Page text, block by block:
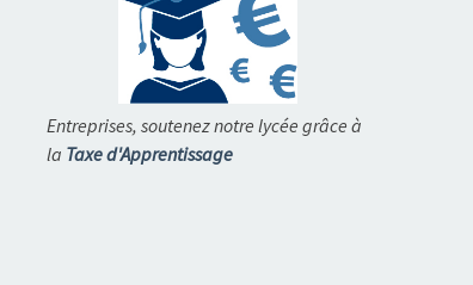
Entreprises, soutenez notre lycée grâce à
la Taxe d'Apprentissage